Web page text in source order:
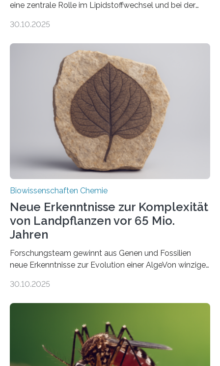
eine zentrale Rolle im Lipidstoffwechsel und bei der
erfüllen können, müssen zahlreiche Enzyme präzise in
der Ruhr-Universität Bochum um Prof. Dr. Ralf Erdmann
und Dr. Ismaila Francis Yusuf hat nun einen bislang
unbekannten Qualitätskontrollmechanismus des
peroxisomalen Proteintransports in der Bäckerhefe
Saccharomyces cerevisiae entdeckt, der für die
Funktionsfähigkeit der Organellen entscheidend ist. Die
Studie wurde am 28. Oktober 2025 in der
Fachzeitschrift…
30.10.2025
Biowissenschaften Chemie
Neue Erkenntnisse zur Komplexität
von Landpflanzen vor 65 Mio.
Jahren
Forschungsteam gewinnt aus Genen und Fossilien
neue Erkenntnisse zur Evolution einer AlgeVon winzigen
Landpflanzen zählen zu den komplexesten
Grünalgen, die vor Hunderten von Millionen Jahren
lebten. Unter den Vorfahren sticht eine Gruppe heraus,
die noch heute in der Natur vorkommt: die
Süßwasseralge Coleochaetophyceae. Einige Arten
30.10.2025